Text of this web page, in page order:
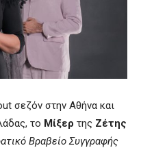
σεζόν στην Αθήνα και
το Μίξερ της Ζέτης
Βραβείο Συγγραφής